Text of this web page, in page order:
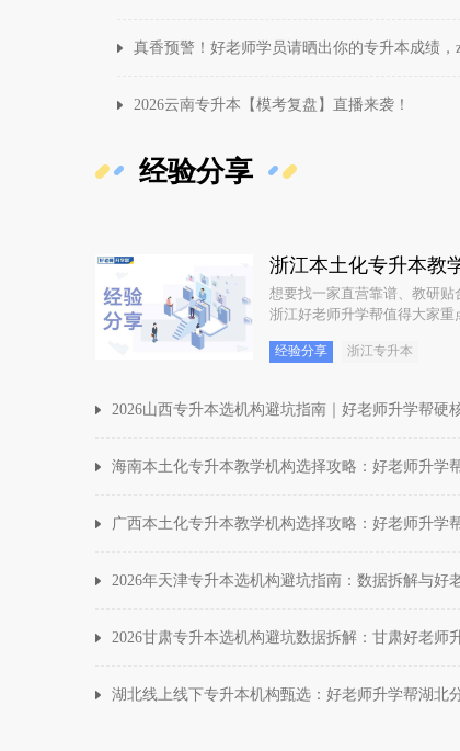
2026云南专升本【模考复盘】直播来袭！
经验分享
浙江本土化专升本教
想要找一家直营靠谱、教研贴
浙江好老师升学帮值得大家重
经验分享 浙江专升本
2026山西专升本选机构避坑指南｜好老师升学帮硬
海南本土化专升本教学机构选择攻略：好老师升学
广西本土化专升本教学机构选择攻略：好老师升学
2026年天津专升本选机构避坑指南：数据拆解与好
2026甘肃专升本选机构避坑数据拆解：甘肃好老师
湖北线上线下专升本机构甄选：好老师升学帮湖北